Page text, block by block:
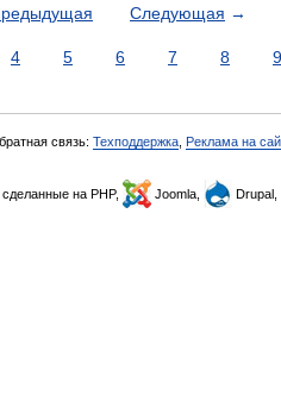
Следующая →
4 5 6 7 8 9
связь: Техподдержка Реклама на
, сделанные на PHP, Joomla, Drupal,